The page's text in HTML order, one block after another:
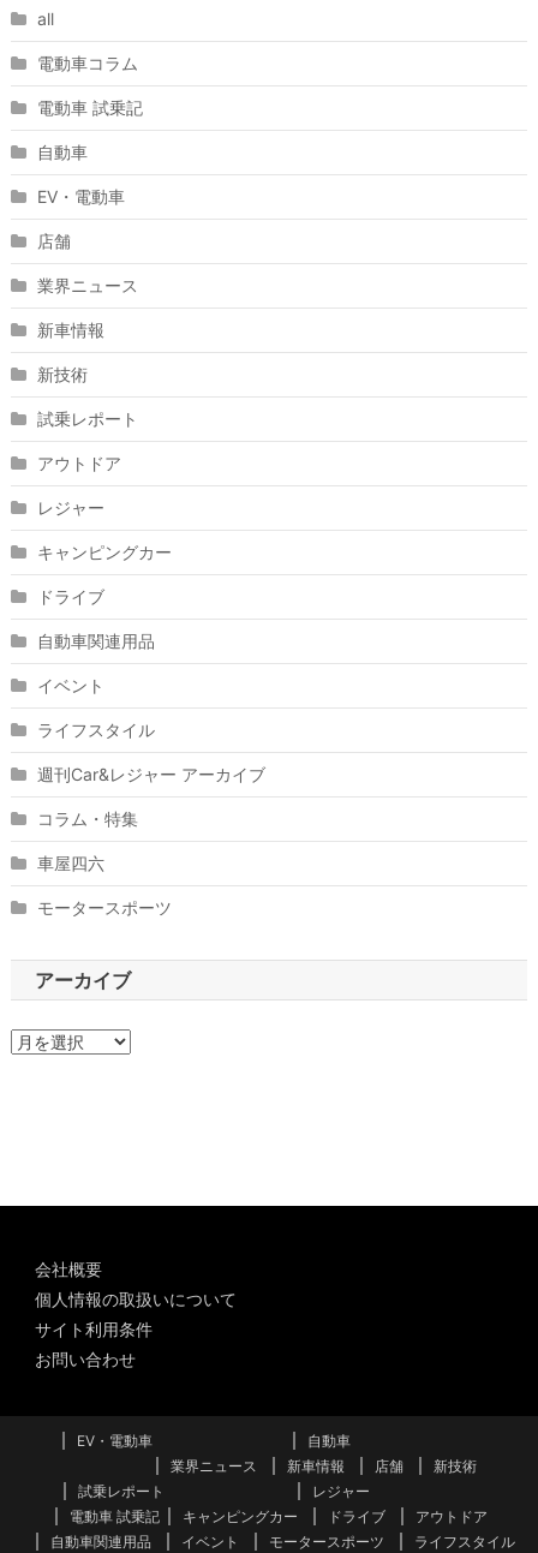
all
電動車コラム
電動車 試乗記
自動車
EV・電動車
店舗
業界ニュース
新車情報
新技術
試乗レポート
アウトドア
レジャー
キャンピングカー
ドライブ
自動車関連用品
イベント
ライフスタイル
週刊Car&レジャー アーカイブ
コラム・特集
車屋四六
モータースポーツ
アーカイブ
ア
会社概要
個人情報の取扱いについて
サイト利用条件
お問い合わせ
EV・電動車
自動車
業界ニュース
新車情報 店舗
新技術
試乗レポート
電動車 試乗記
レジャー
キャンピングカー
ドライブ
アウトドア
自動車関連用品
イベント モータースポーツ ライフスタイル